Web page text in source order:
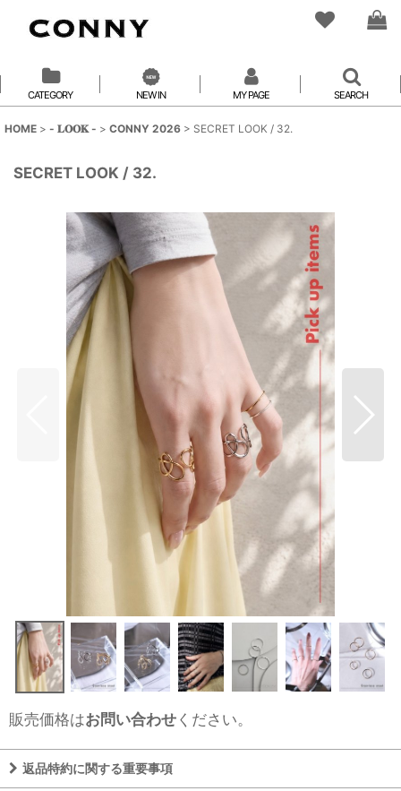
CATEGORY NEW IN MY PAGE SEARCH
HOME > - 𝐋𝐎𝐎𝐊 - > CONNY 2026 > SECRET LOOK / 32.
SECRET LOOK / 32.
販売価格はお問い合わせください。
返品特約に関する重要事項